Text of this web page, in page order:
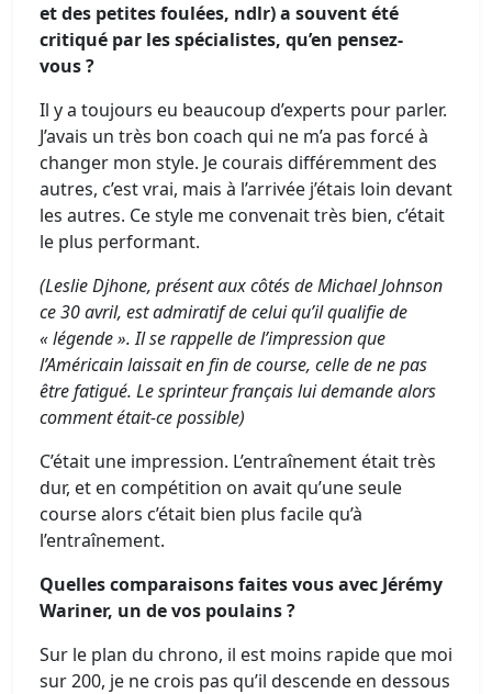
et des petites foulées, ndlr) a souvent été
critiqué par les spécialistes, qu’en pensez-
vous ?
Il y a toujours eu beaucoup d’experts pour parler.
J’avais un très bon coach qui ne m’a pas forcé à
changer mon style. Je courais différemment des
autres, c’est vrai, mais à l’arrivée j’étais loin devant
les autres. Ce style me convenait très bien, c’était
le plus performant.
(Leslie Djhone, présent aux côtés de Michael Johnson
ce 30 avril, est admiratif de celui qu’il qualifie de
« légende ». Il se rappelle de l’impression que
l’Américain laissait en fin de course, celle de ne pas
être fatigué. Le sprinteur français lui demande alors
comment était-ce possible)
C’était une impression. L’entraînement était très
dur, et en compétition on avait qu’une seule
course alors c’était bien plus facile qu’à
l’entraînement.
Quelles comparaisons faites vous avec Jérémy
Wariner, un de vos poulains ?
Sur le plan du chrono, il est moins rapide que moi
sur 200, je ne crois pas qu’il descende en dessous